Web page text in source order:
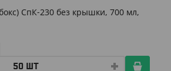
СпК-230 без крышки, 700 мл,